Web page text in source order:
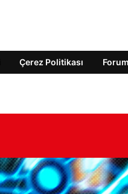
Çerez Politikası Forum